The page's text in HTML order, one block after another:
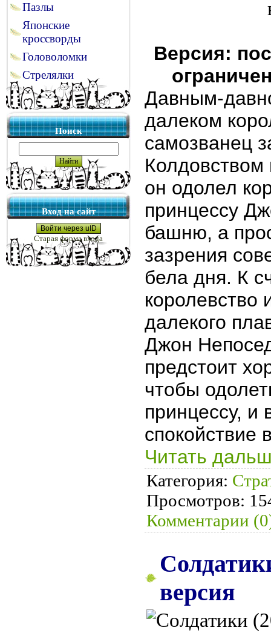
Пазлы
Японские
кроссворды
Головоломки
Стрелялки
Поиск
Вход на сайт
Войти через uID
Старая форма входа
Версия:
Давным-
далеком
самозванец
Колдовством
он одолел
принцессу
башню, а
зазрения
бела дня. К
королевство
далекого
Джон
предстоит
чтобы
принцессу, и
спокойствие
Читать
Категория:
Просмотров:
Комментарии
версия